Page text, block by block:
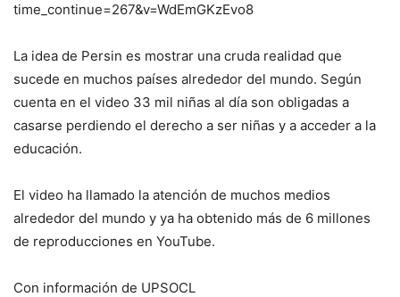
time_continue=267&v=WdEmGKzEvo8
La idea de Persin es mostrar una cruda realidad que
sucede en muchos países alrededor del mundo. Según
cuenta en el video 33 mil niñas al día son obligadas a
casarse perdiendo el derecho a ser niñas y a acceder a la
educación.
El video ha llamado la atención de muchos medios
alrededor del mundo y ya ha obtenido más de 6 millones
de reproducciones en YouTube.
Con información de UPSOCL